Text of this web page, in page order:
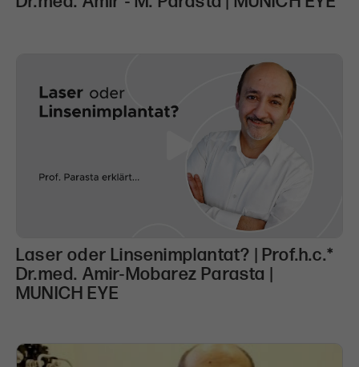
Laser oder Linsenimplantat? | Prof.h.c.*
Dr.med. Amir-Mobarez Parasta |
MUNICH EYE